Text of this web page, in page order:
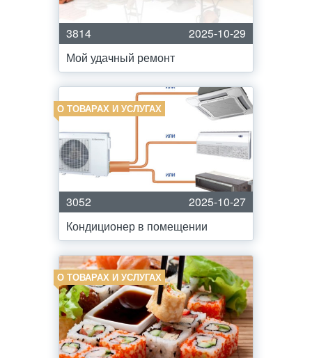
3814
2025-10-29
Мой удачный ремонт
О ТОВАРАХ И УСЛУГАХ
3052
2025-10-27
Кондиционер в помещении
О ТОВАРАХ И УСЛУГАХ